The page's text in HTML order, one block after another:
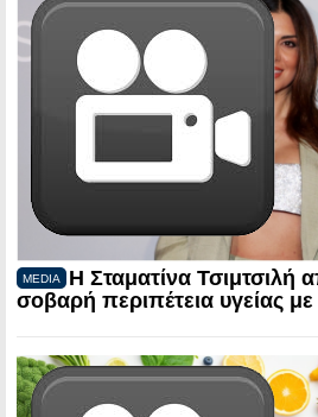
MEDIA
Η Σταματίνα Τσιμτσιλή
σοβαρή περιπέτεια υγείας με